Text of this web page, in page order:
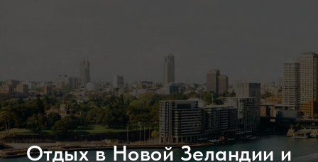
Отдых в Новой Зеландии и